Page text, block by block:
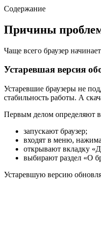
Содержание
Причины
Чаще всего браузер
Устаревшая версия
Устаревшие браузеры не
стабильность работы. А
Первым делом определяют
запускают браузер;
входят в меню,
открывают вкладку
выбирают раздел «О
Устаревшую версию